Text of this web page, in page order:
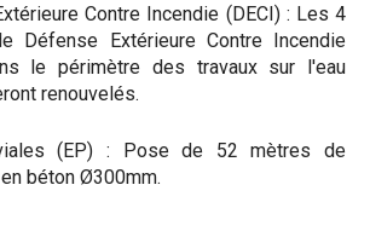
Contre Incendie (DECI) : Les 4
Défense Extérieure Contre Incendie
le périmètre des travaux sur l'eau
renouvelés.
(EP) : Pose de 52 mètres de
béton Ø300mm.